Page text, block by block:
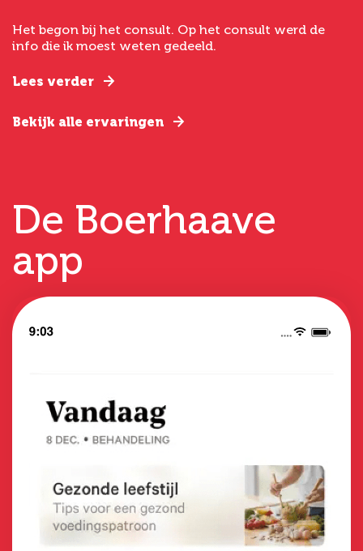
Het begon bij het consult. Op het consult werd de
info die ik moest weten gedeeld.
Lees verder
Bekijk alle ervaringen
De Boerhaave
app